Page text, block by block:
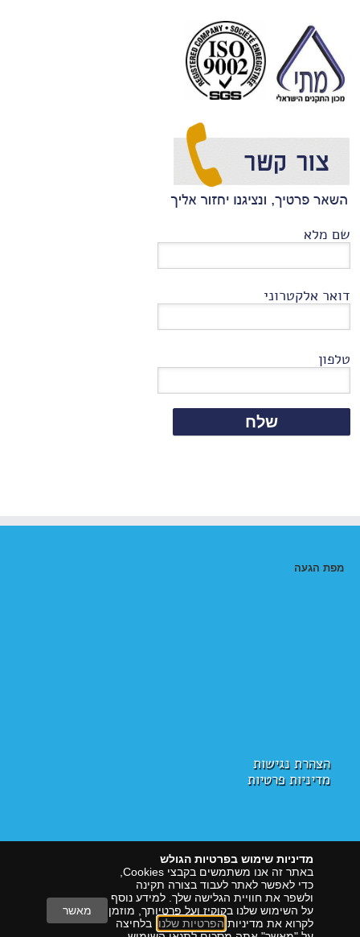
שם מלא
דואר אלקטרוני
טלפון
מפת הגעה
הצהרת נגישות
מדיניות פרטיות
מדיניות שימוש בפרטיות הגולש
כדי לאפשר לאתר לעבוד בצורה תקינה
ולשפר את חוויית הגלישה שלך. למידע נוסף
על השימוש שלנו בקוקיז ועל פרטיותך, מוזמן
לקרוא את מדיניות הפרטיות שלנו . בלחיצה
מאשר